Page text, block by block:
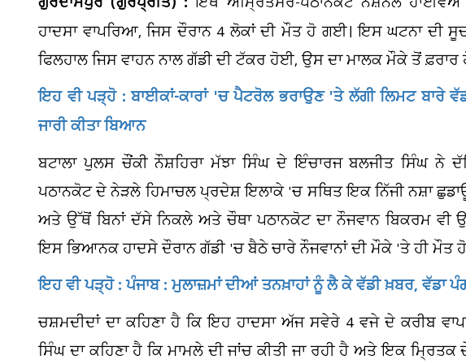
ਹਾਦਸਾ ਵਾਪਰਿਆ, ਜਿਸ ਦੌਰਾਨ 4 ਲੋਕਾਂ ਦੀ ਮੌਤ ਹੋ ਗਈ। ਇਸ ਘਟਨਾ ਦੀ
ਫਿਲਹਾਲ ਜਿਸ ਵਾਹਨ ਨਾਲ ਗੱਡੀ ਦੀ ਟੱਕਰ ਹੋਈ, ਉਸ ਦਾ ਮਾਲਕ ਮੌਕੇ ਤੋਂ ਫ਼ਰਾਰ
ਇਹ ਵੀ ਪੜ੍ਹੋ : ਬਾਈਕਾਂ-ਕਾਰਾਂ 'ਚ ਪੈਟਰੋਲ ਭਰਾਉਣ 'ਤੇ ਲੱਗੀ ਲਿਮਟ ਬਾਰੇ
ਜਾਰੀ ਕੀਤਾ ਬਿਆਨ
ਬਟਾਲਾ ਪੁਲਸ ਚੌਂਕੀ ਨੌਸ਼ਹਿਰਾ ਮੱਝਾ ਸਿੰਘ ਦੇ ਇੰਚਾਰਜ ਬਲਜੀਤ ਸਿੰਘ ਨੇ
ਪਠਾਨਕੋਟ ਦੇ ਨੇੜਲੇ ਹਿਮਾਚਲ ਪ੍ਰਦੇਸ਼ ਇਲਾਕੇ 'ਚ ਸਥਿਤ ਇਕ ਨਿੱਜੀ ਨਸ਼ਾ
ਅਤੇ ਉੱਥੋਂ ਬਿਨਾਂ ਦੱਸੇ ਨਿਕਲੇ ਅਤੇ ਚੌਥਾ ਪਠਾਨਕੋਟ ਦਾ ਨੌਜਵਾਨ ਬਿਕਰਮ ਵੀ
ਇਸ ਭਿਆਨਕ ਹਾਦਸੇ ਦੌਰਾਨ ਗੱਡੀ 'ਚ ਬੈਠੇ ਚਾਰੇ ਨੌਜਵਾਨਾਂ ਦੀ ਮੌਕੇ 'ਤੇ ਹੀ ਮੌਤ
ਇਹ ਵੀ ਪੜ੍ਹੋ : ਪੰਜਾਬ : ਮੁਲਾਜ਼ਮਾਂ ਦੀਆਂ ਤਨਖ਼ਾਹਾਂ ਨੂੰ ਲੈ ਕੇ ਵੱਡੀ ਖ਼ਬਰ, ਵੱਡਾ
ਚਸ਼ਮਦੀਦਾਂ ਦਾ ਕਹਿਣਾ ਹੈ ਕਿ ਇਹ ਹਾਦਸਾ ਅੱਜ ਸਵੇਰੇ 4 ਵਜੇ ਦੇ ਕਰੀਬ
ਸਿੰਘ ਦਾ ਕਹਿਣਾ ਹੈ ਕਿ ਮਾਮਲੇ ਦੀ ਜਾਂਚ ਕੀਤੀ ਜਾ ਰਹੀ ਹੈ ਅਤੇ ਇਕ